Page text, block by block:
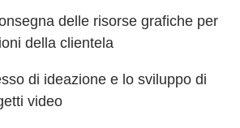
delle risorse grafiche per
della clientela
di ideazione e lo sviluppo di
video